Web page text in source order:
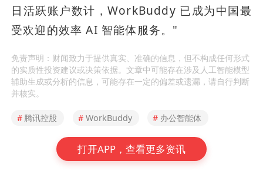
日活跃账户数计，WorkBuddy 已成为中国最
受欢迎的效率 AI 智能体服务。"
免责声明：财闻致力于提供真实、准确的信息，但不构成任何形式
的实质性投资建议或决策依据。文章中可能存在涉及人工智能模型
辅助生成或分析的信息，可能存在一定的偏差或遗漏，请自行判断
并核实。
# 腾讯控股 # WorkBuddy # 办公智能体
打开APP，查看更多资讯